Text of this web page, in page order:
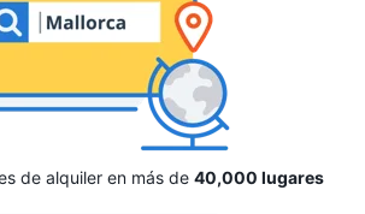
de alquiler en más de 40,000 lugares